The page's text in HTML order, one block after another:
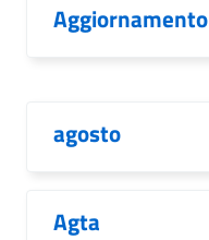
Aggiornamento
agosto
Agta